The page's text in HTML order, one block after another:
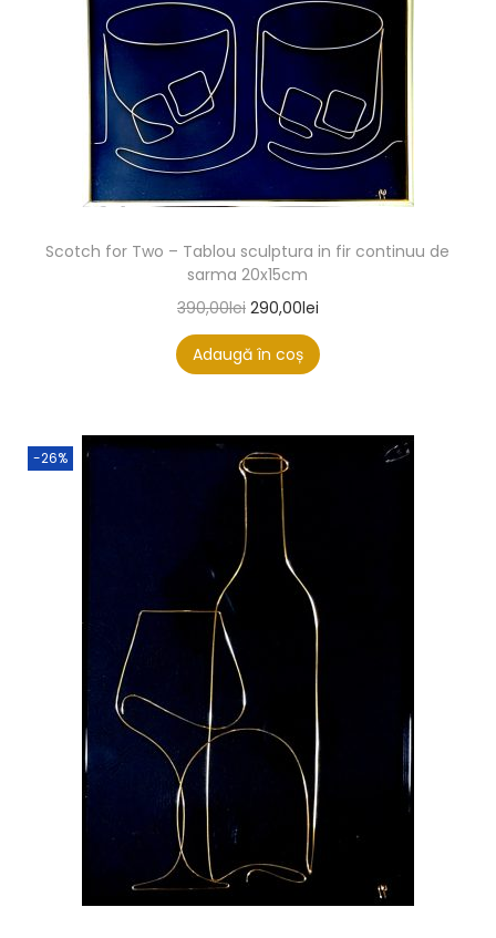
Scotch for Two – Tablou sculptura in fir continuu de
sarma 20x15cm
390,00lei 290,00lei
Adaugă în coș
-26%